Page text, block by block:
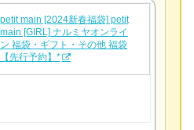
petit main [2024新春福袋] petit
main [GIRL] ナルミヤオンライ
ン 福袋・ギフト・その他 福袋
【先行予約】*